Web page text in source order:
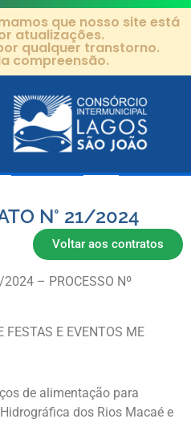
que nosso site está
atualizações.
qualquer transtorno.
compreensão.
N° 21/2024
Voltar aos contratos
2024 – PROCESSO Nº
E EVENTOS ME
de alimentação para
dos Rios Macaé e